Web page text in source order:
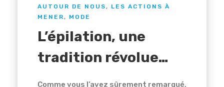
AUTOUR DE NOUS , LES ACTIONS À
MENER , MODE
L’épilation, une
tradition révolue…
Comme vous l’avez sûrement remarqué,